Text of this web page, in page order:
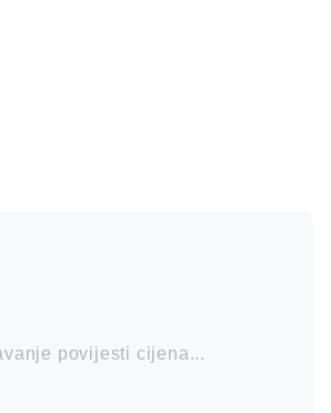
povijesti cijena...